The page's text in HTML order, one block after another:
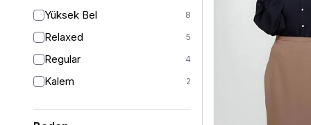
Yüksek Bel 8
Relaxed 5
Regular 4
Kalem 2